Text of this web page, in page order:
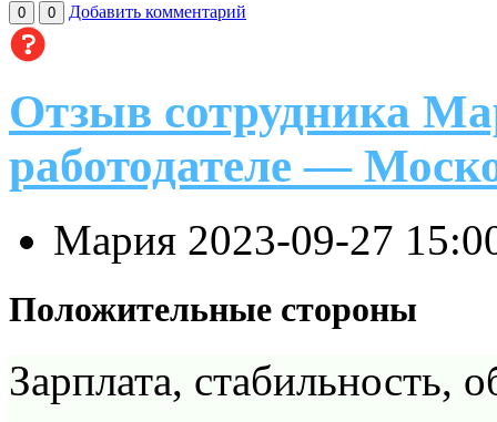
0 0 Добавить комментарий
Отзыв сотрудника
работодателе —
Мария 2023-09-27
Положительные стороны
Зарплата, стабильность,